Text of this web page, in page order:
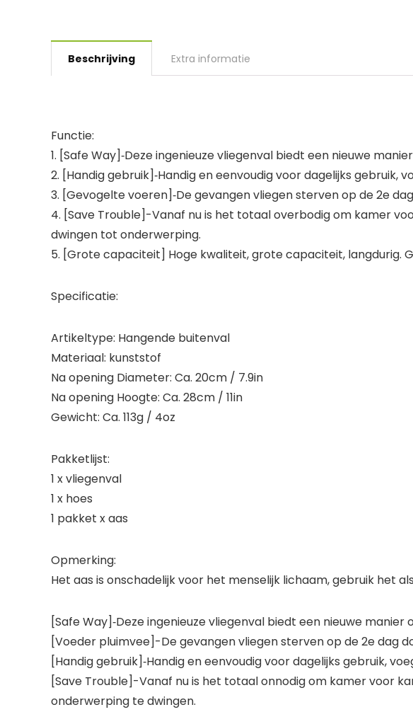
Beschrijving Extra informatie
Functie:
1. [Safe Way]‑Deze ingenieuze vliegenval biedt een nieuwe
2. [Handig gebruik]‑Handig en eenvoudig voor dagelijks
3. [Gevogelte voeren]‑De gevangen vliegen sterven op de 2e
4. [Save Trouble]-Vanaf nu is het totaal overbodig om kamer
dwingen tot onderwerping.
5. [Grote capaciteit] Hoge kwaliteit, grote capaciteit, langdurig.
Specificatie:
Artikeltype: Hangende buitenval
Materiaal: kunststof
Na opening Diameter: Ca. 20cm / 7.9in
Na opening Hoogte: Ca. 28cm / 11in
Gewicht: Ca. 113g / 4oz
Pakketlijst:
1 x vliegenval
1 x hoes
1 pakket x aas
Opmerking:
Het aas is onschadelijk voor het menselijk lichaam, gebruik het
[Safe Way]‑Deze ingenieuze vliegenval biedt een nieuwe
[Voeder pluimvee]-De gevangen vliegen sterven op de 2e dag
[Handig gebruik]‑Handig en eenvoudig voor dagelijks gebruik,
[Save Trouble]-Vanaf nu is het totaal onnodig om kamer voor
onderwerping te dwingen.